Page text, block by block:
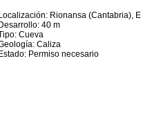
Rionansa (Cantabria),
40 m
Cueva
Caliza
Permiso necesario